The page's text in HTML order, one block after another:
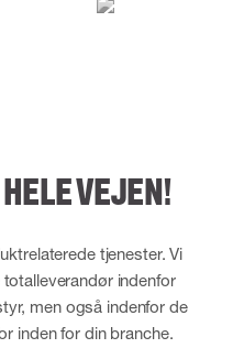
VEJEN!
tjenester. Vi
indenfor
men også indenfor de
inden for din branche.